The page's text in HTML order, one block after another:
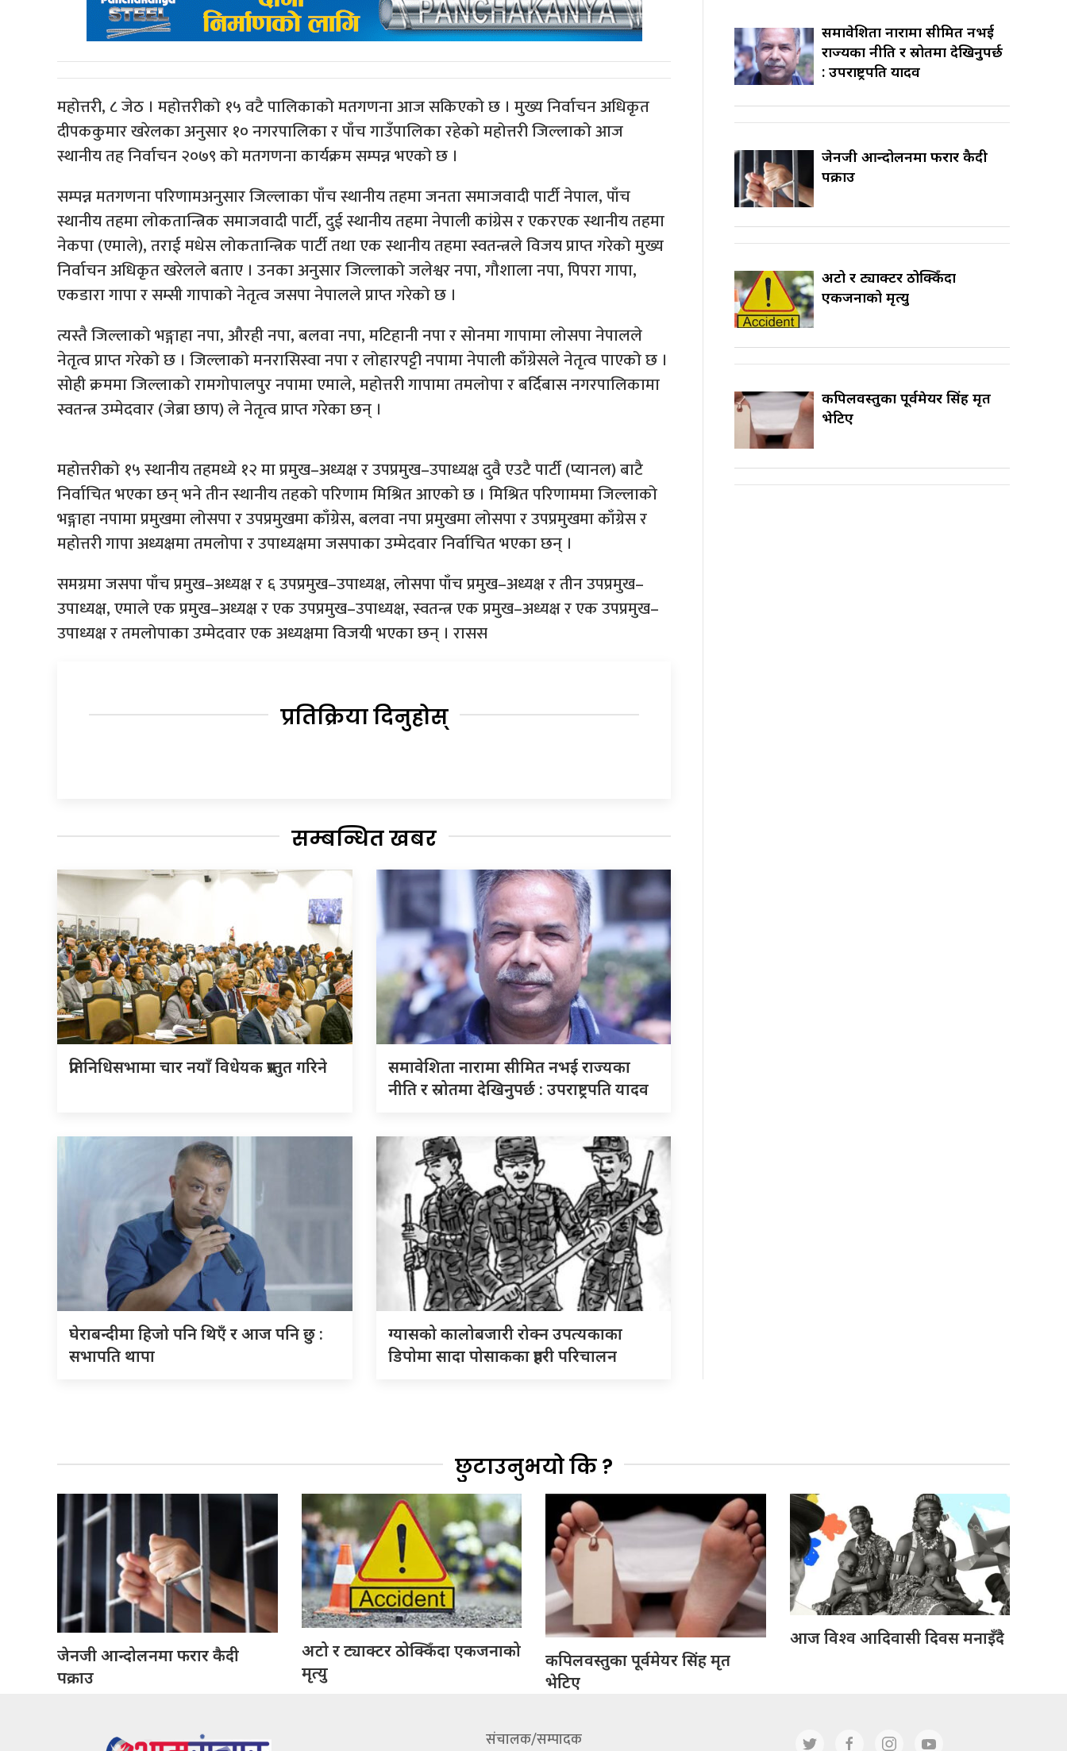
महोत्तरी, ८ जेठ । महोत्तरीको १५ वटै पालिकाको मतगणना आज सकिएको छ । मुख्य निर्वाचन अधिकृत
दीपककुमार खरेलका अनुसार १० नगरपालिका र पाँच गाउँपालिका रहेको महोत्तरी जिल्लाको आज
स्थानीय तह निर्वाचन २०७९ को मतगणना कार्यक्रम सम्पन्न भएको छ ।
सम्पन्न मतगणना परिणामअनुसार जिल्लाका पाँच स्थानीय तहमा जनता समाजवादी पार्टी नेपाल, पाँच
स्थानीय तहमा लोकतान्त्रिक समाजवादी पार्टी, दुई स्थानीय तहमा नेपाली कांग्रेस र एकरएक स्थानीय तहमा
नेकपा (एमाले), तराई मधेस लोकतान्त्रिक पार्टी तथा एक स्थानीय तहमा स्वतन्त्रले विजय प्राप्त गरेको मुख्य
निर्वाचन अधिकृत खरेलले बताए । उनका अनुसार जिल्लाको जलेश्वर नपा, गौशाला नपा, पिपरा गापा,
एकडारा गापा र सम्सी गापाको नेतृत्व जसपा नेपालले प्राप्त गरेको छ ।
त्यस्तै जिल्लाको भङ्गाहा नपा, औरही नपा, बलवा नपा, मटिहानी नपा र सोनमा गापामा लोसपा नेपालले
नेतृत्व प्राप्त गरेको छ । जिल्लाको मनरासिस्वा नपा र लोहारपट्टी नपामा नेपाली काँग्रेसले नेतृत्व पाएको छ ।
सोही क्रममा जिल्लाको रामगोपालपुर नपामा एमाले, महोत्तरी गापामा तमलोपा र बर्दिबास नगरपालिकामा
स्वतन्त्र उम्मेदवार (जेब्रा छाप) ले नेतृत्व प्राप्त गरेका छन् ।
महोत्तरीको १५ स्थानीय तहमध्ये १२ मा प्रमुख–अध्यक्ष र उपप्रमुख–उपाध्यक्ष दुवै एउटै पार्टी (प्यानल) बाटै
निर्वाचित भएका छन् भने तीन स्थानीय तहको परिणाम मिश्रित आएको छ । मिश्रित परिणाममा जिल्लाको
भङ्गाहा नपामा प्रमुखमा लोसपा र उपप्रमुखमा काँग्रेस, बलवा नपा प्रमुखमा लोसपा र उपप्रमुखमा काँग्रेस र
महोत्तरी गापा अध्यक्षमा तमलोपा र उपाध्यक्षमा जसपाका उम्मेदवार निर्वाचित भएका छन् ।
समग्रमा जसपा पाँच प्रमुख–अध्यक्ष र ६ उपप्रमुख–उपाध्यक्ष, लोसपा पाँच प्रमुख–अध्यक्ष र तीन उपप्रमुख–
उपाध्यक्ष, एमाले एक प्रमुख–अध्यक्ष र एक उपप्रमुख–उपाध्यक्ष, स्वतन्त्र एक प्रमुख–अध्यक्ष र एक उपप्रमुख–
उपाध्यक्ष र तमलोपाका उम्मेदवार एक अध्यक्षमा विजयी भएका छन् । रासस
प्रतिक्रिया दिनुहोस्
सम्बन्धित खबर
प्रतिनिधिसभामा चार नयाँ विधेयक प्रस्तुत गरिने
समावेशिता नारामा सीमित नभई राज्यका
नीति र स्रोतमा देखिनुपर्छ : उपराष्ट्रपति यादव
घेराबन्दीमा हिजो पनि थिएँ र आज पनि छु :
सभापति थापा
ग्यासको कालोबजारी रोक्न उपत्यकाका
डिपोमा सादा पोसाकका प्रहरी परिचालन
समावेशिता नारामा सीमित नभई
राज्यका नीति र स्रोतमा देखिनुपर्छ
: उपराष्ट्रपति यादव
जेनजी आन्दोलनमा फरार कैदी
पक्राउ
अटो र ट्याक्टर ठोक्किँदा
एकजनाको मृत्यु
कपिलवस्तुका पूर्वमेयर सिंह मृत
भेटिए
छुटाउनुभयो कि ?
जेनजी आन्दोलनमा फरार कैदी
पक्राउ
अटो र ट्याक्टर ठोक्किँदा एकजनाको
मृत्यु
कपिलवस्तुका पूर्वमेयर सिंह मृत
भेटिए
आज विश्व आदिवासी दिवस मनाइँदै
संचालक/सम्पादक